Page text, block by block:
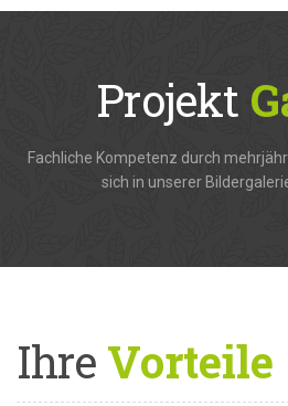
Projekt
Fachliche Kompetenz durch
sich in unserer
IhreVorteile